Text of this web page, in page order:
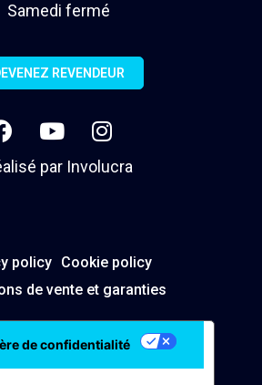
Samedi fermé
REVENDEUR
par Involucra
policy Cookie policy
de vente et garanties
de confidentialité